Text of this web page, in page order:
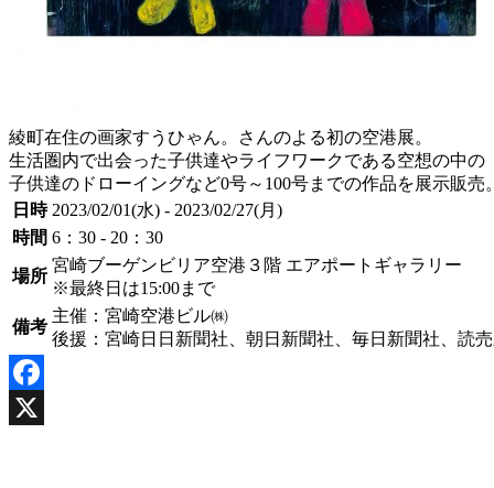
綾町在住の画家すうひゃん。さんのよる初の空港展。
生活圏内で出会った子供達やライフワークである空想の中の
子供達のドローイングなど0号～100号までの作品を展示販売。
日時 2023/02/01(水) - 2023/02/27(月)
時間 6：30 - 20：30
場所
宮崎ブーゲンビリア空港３階 エアポートギャラリー
※最終日は15:00まで
備考
主催：宮崎空港ビル㈱
後援：宮崎日日新聞社、朝日新聞社、毎日新聞社、読
Facebook